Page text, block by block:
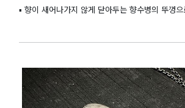
▪️ 향이 새어나가지 않게 닫아두는 향수병의 뚜껑